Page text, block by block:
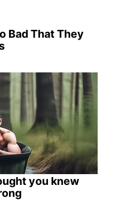
Bad That They
you knew